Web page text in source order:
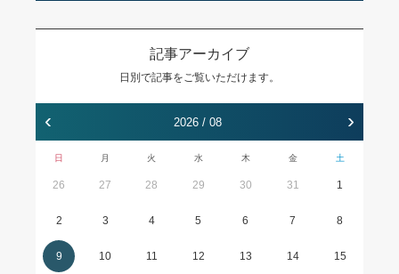
記事アーカイブ
日別で記事をご覧いただけます。
‹ 2026 / 08 ›
日 月 火 水 木 金 土
26 27 28 29 30 31 1
2 3 4 5 6 7 8
9 10 11 12 13 14 15